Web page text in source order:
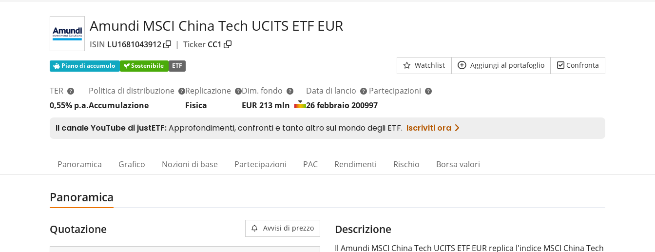
Amundi MSCI China Tech UCITS ETF EUR
ISIN LU1681043912 | Ticker CC1
Piano di accumulo Sostenibile ETF Watchlist Aggiungi al portafoglio Confronta
TER
0,55% p.a.
Politica di distribuzione
Accumulazione
Replicazione
Fisica
Dim. fondo
EUR 213 mln
Data di lancio
26 febbraio 2009
Partecipazioni
97
Panoramica Grafico Nozioni di base Partecipazioni PAC Rendimenti Rischio Borsa valori
Panoramica
Quotazione Avvisi di prezzo Descrizione
Il Amundi MSCI China Tech UCITS ETF EUR replica l'indice MSCI China Tech